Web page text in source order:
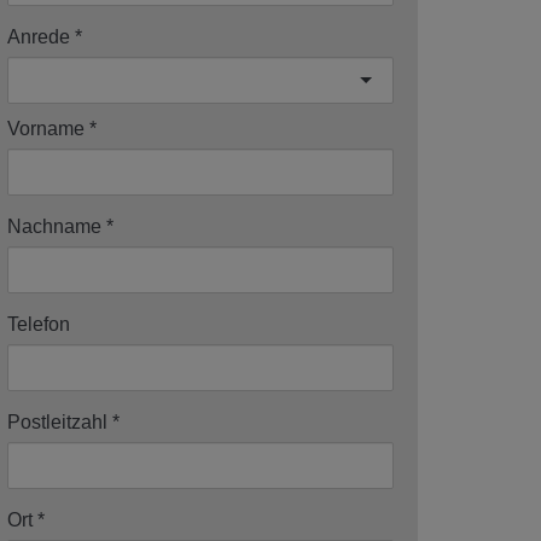
Anrede
Vorname
Nachname
Telefon
Postleitzahl
Ort